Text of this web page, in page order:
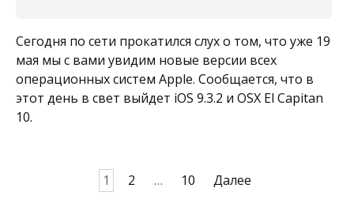
Сегодня по сети прокатился слух о том, что уже 19
мая мы с вами увидим новые версии всех
операционных систем Apple. Сообщается, что в
этот день в свет выйдет iOS 9.3.2 и OSX El Capitan
10.
1 2 … 10 Далее